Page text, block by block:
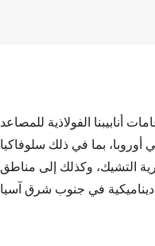
أنابيبنا الفولاذية للمصاعد
أوروبا، بما في ذلك سلوفاكيا
التشيك، وكذلك إلى مناطق
شرق آسيا.